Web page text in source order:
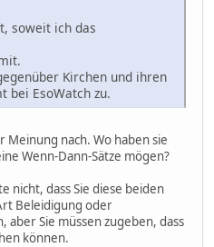
soweit ich das
Kirchen und ihren
bei EsoWatch zu.
Meinung nach. Wo haben sie
Wenn-Dann-Sätze mögen?
nicht, dass Sie diese beiden
Beleidigung oder
Sie müssen zugeben, dass
können.